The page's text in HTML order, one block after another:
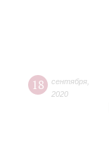
18 сентября
2020